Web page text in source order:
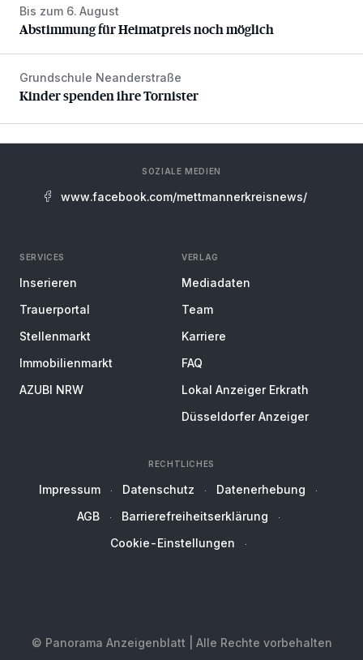
Abstimmung für Heimatpreis noch möglich
Bis zum 6. August
Abstimmung für Heimatpreis noch möglich
Kinder spenden ihre Tornister
Grundschule Neanderstraße
Kinder spenden ihre Tornister
SOZIALE MEDIEN
www.facebook.com/mettmannerkreisnews/
SERVICES
Inserieren
Trauerportal
Stellenmarkt
Immobilienmarkt
AZUBI NRW
VERLAG
Mediadaten
Team
Karriere
FAQ
Lokal Anzeiger Erkrath
Düsseldorfer Anzeiger
RECHTLICHES
Impressum Datenschutz
Datenerhebung
AGB
Barrierefreiheitserklärung
Cookie-Einstellungen
© Panorama Anzeigenblatt | Alle Rechte vorbehalten